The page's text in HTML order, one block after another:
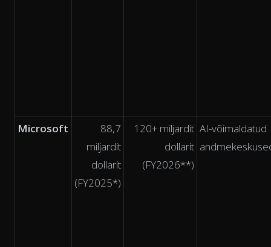
Microsoft
88,7
miljardit
dollarit
(FY2025*)
120+ miljardit
dollarit
(FY2026**)
AI-võimaldatud